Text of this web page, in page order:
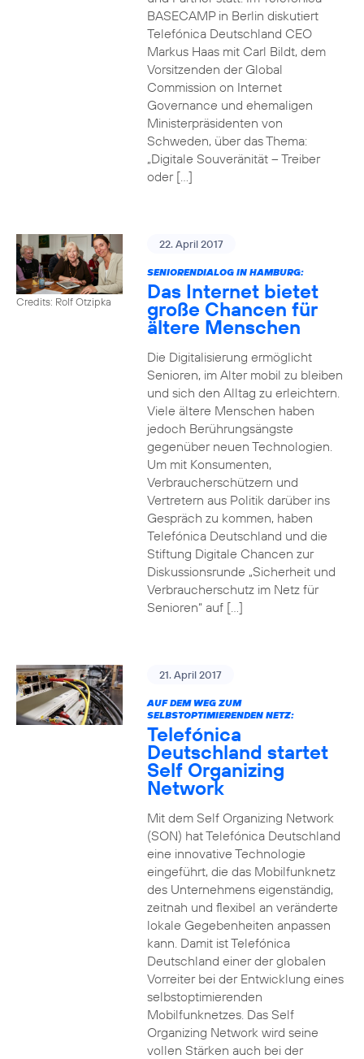
BASECAMP in Berlin diskutiert
Telefónica Deutschland CEO
Markus Haas mit Carl Bildt, dem
Vorsitzenden der Global
Commission on Internet
Governance und ehemaligen
Ministerpräsidenten von
Schweden, über das Thema:
„Digitale Souveränität – Treiber
oder […]
Credits: Rolf Otzipka
22. April 2017
SENIORENDIALOG IN HAMBURG:
Das Internet bietet
große Chancen für
ältere Menschen
Die Digitalisierung ermöglicht
Senioren, im Alter mobil zu bleiben
und sich den Alltag zu erleichtern.
Viele ältere Menschen haben
jedoch Berührungsängste
gegenüber neuen Technologien.
Um mit Konsumenten,
Verbraucherschützern und
Vertretern aus Politik darüber ins
Gespräch zu kommen, haben
Telefónica Deutschland und die
Stiftung Digitale Chancen zur
Diskussionsrunde „Sicherheit und
Verbraucherschutz im Netz für
Senioren“ auf […]
21. April 2017
AUF DEM WEG ZUM
SELBSTOPTIMIERENDEN NETZ:
Telefónica
Deutschland startet
Self Organizing
Network
Mit dem Self Organizing Network
(SON) hat Telefónica Deutschland
eine innovative Technologie
eingeführt, die das Mobilfunknetz
des Unternehmens eigenständig,
zeitnah und flexibel an veränderte
lokale Gegebenheiten anpassen
kann. Damit ist Telefónica
Deutschland einer der globalen
Vorreiter bei der Entwicklung eines
selbstoptimierenden
Mobilfunknetzes. Das Self
Organizing Network wird seine
vollen Stärken auch bei der